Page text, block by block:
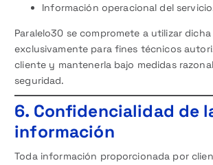
Información operacional del
Paralelo30 se compromete a utilizar
exclusivamente para fines técnicos
cliente y mantenerla bajo medidas
seguridad.
6. Confidencialidad de
información
Toda información proporcionada por